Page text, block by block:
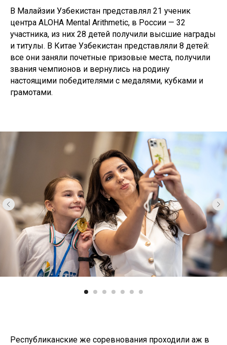
В Малайзии Узбекистан представлял 21 ученик
центра ALOHA Mental Arithmetic, в России — 32
участника, из них 28 детей получили высшие награды
и титулы. В Китае Узбекистан представляли 8 детей:
все они заняли почетные призовые места, получили
звания чемпионов и вернулись на родину
настоящими победителями с медалями, кубками и
грамотами.
Республиканские же соревнования проходили аж в